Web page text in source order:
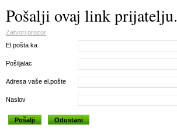
Pošalji ovaj link prijatelju.
Zatvori prozor
El.pošta ka
Pošiljalac
Adresa vaše el.pošte
Naslov
Pošalji Odustani